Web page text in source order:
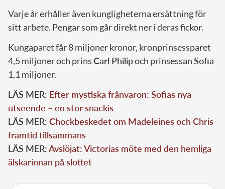
Varje år erhåller även kungligheterna ersättning för
sitt arbete. Pengar som går direkt ner i deras fickor.
Kungaparet får 8 miljoner kronor, kronprinsessparet
4,5 miljoner och prinsCarl Philipoch prinsessanSofia
1,1 miljoner.
LÄS MER: Efter mystiska frånvaron: Sofias nya
utseende – en stor snackis
LÄS MER: Chockbeskedet om Madeleines och Chris
framtid tillsammans
LÄS MER:Avslöjat: Victorias möte med den hemliga
älskarinnan på slottet